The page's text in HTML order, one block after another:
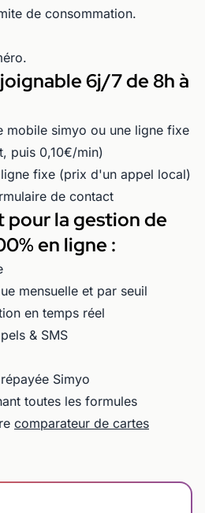
de consommation.
6j/7 de 8h à
mobile simyo ou une ligne fixe
puis 0,10€/min)
ligne fixe (prix d'un appel local)
de contact
pour la gestion de
en ligne :
mensuelle et par seuil
en temps réel
& SMS
Simyo
toutes les formules
comparateur de cartes